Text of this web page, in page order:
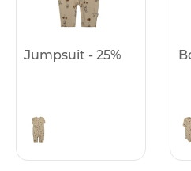
Jumpsuit - 25%